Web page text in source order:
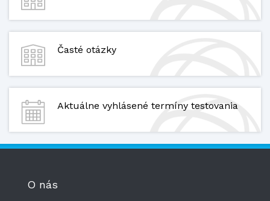
Časté otázky
Aktuálne vyhlásené termíny testovania
O nás